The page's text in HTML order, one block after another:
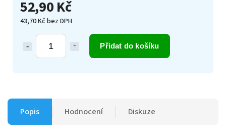
52,90 Kč
43,70 Kč bez DPH
Přidat do košíku
Popis Hodnocení Diskuze